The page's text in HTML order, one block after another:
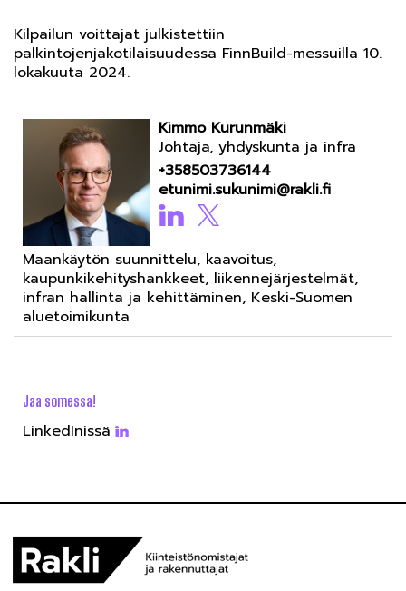
Kilpailun voittajat julkistettiin
palkintojenjakotilaisuudessa FinnBuild-messuilla 10.
lokakuuta 2024.
Kimmo Kurunmäki
Johtaja, yhdyskunta ja infra
+358503736144
etunimi.sukunimi@rakli.fi
Maankäytön suunnittelu, kaavoitus,
kaupunkikehityshankkeet, liikennejärjestelmät,
infran hallinta ja kehittäminen, Keski-Suomen
aluetoimikunta
Jaa somessa!
LinkedInissä